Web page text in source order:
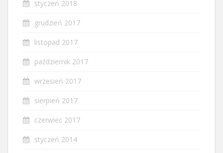
styczeń 2018
grudzień 2017
listopad 2017
październik 2017
wrzesień 2017
sierpień 2017
czerwiec 2017
styczeń 2014